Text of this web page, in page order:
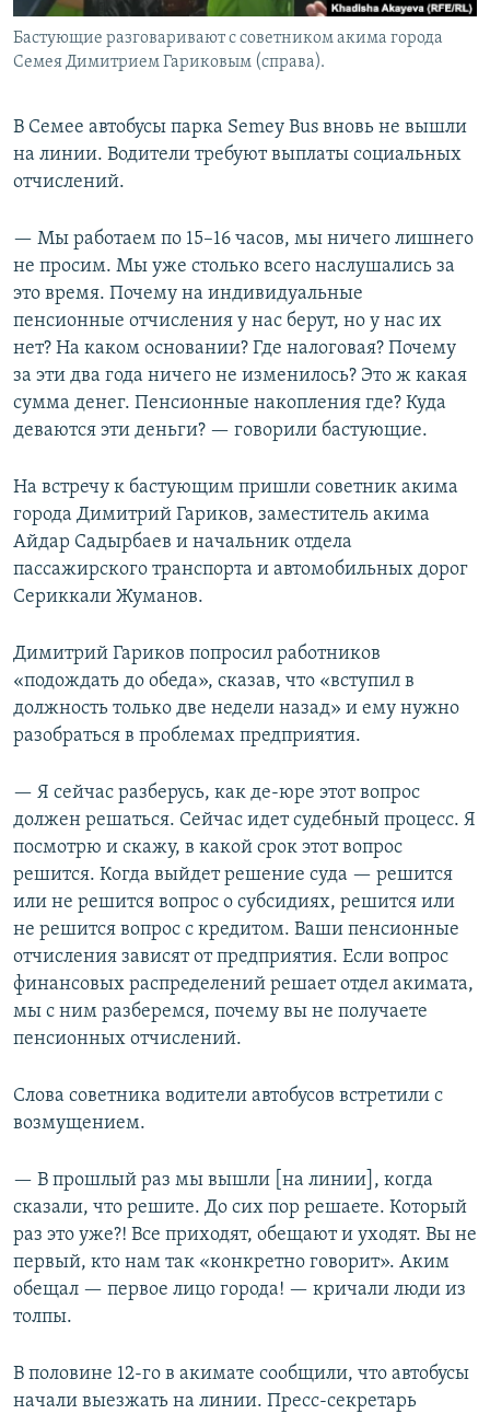
Бастующие разговаривают с советником акима города
Семея Димитрием Гариковым (справа).
В Семее автобусы парка Semey Bus вновь не вышли
на линии. Водители требуют выплаты социальных
отчислений.
— Мы работаем по 15–16 часов, мы ничего лишнего
не просим. Мы уже столько всего наслушались за
это время. Почему на индивидуальные
пенсионные отчисления у нас берут, но у нас их
нет? На каком основании? Где налоговая? Почему
за эти два года ничего не изменилось? Это ж какая
сумма денег. Пенсионные накопления где? Куда
деваются эти деньги? — говорили бастующие.
На встречу к бастующим пришли советник акима
города Димитрий Гариков, заместитель акима
Айдар Садырбаев и начальник отдела
пассажирского транспорта и автомобильных дорог
Сериккали Жуманов.
Димитрий Гариков попросил работников
«подождать до обеда», сказав, что «вступил в
должность только две недели назад» и ему нужно
разобраться в проблемах предприятия.
— Я сейчас разберусь, как де-юре этот вопрос
должен решаться. Сейчас идет судебный процесс. Я
посмотрю и скажу, в какой срок этот вопрос
решится. Когда выйдет решение суда — решится
или не решится вопрос о субсидиях, решится или
не решится вопрос с кредитом. Ваши пенсионные
отчисления зависят от предприятия. Если вопрос
финансовых распределений решает отдел акимата,
мы с ним разберемся, почему вы не получаете
пенсионных отчислений.
Слова советника водители автобусов встретили с
возмущением.
— В прошлый раз мы вышли [на линии], когда
сказали, что решите. До сих пор решаете. Который
раз это уже?! Все приходят, обещают и уходят. Вы не
первый, кто нам так «конкретно говорит». Аким
обещал — первое лицо города! — кричали люди из
толпы.
В половине 12-го в акимате сообщили, что автобусы
начали выезжать на линии. Пресс-секретарь